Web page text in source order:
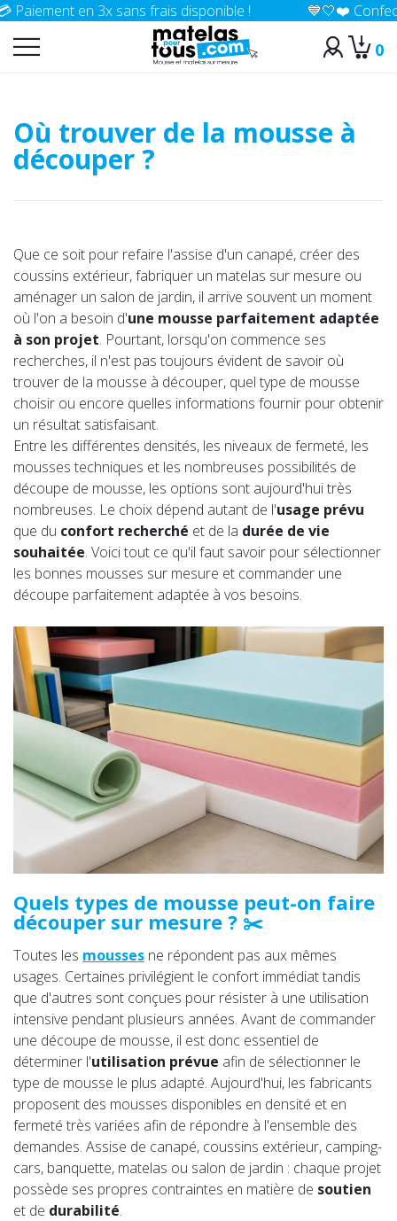
en 3x sans frais disponible ! 💙🤍❤️ Confection
0
Accueil
Où trouver de la mousse à
découper ?
Que ce soit pour refaire l'assise d'un canapé, créer des
coussins extérieur, fabriquer un matelas sur mesure ou
aménager un salon de jardin, il arrive souvent un moment
où l'on a besoin d'une mousse parfaitement adaptée
à son projet. Pourtant, lorsqu'on commence ses
recherches, il n'est pas toujours évident de savoir où
trouver de la mousse à découper, quel type de mousse
choisir ou encore quelles informations fournir pour obtenir
un résultat satisfaisant.
Entre les différentes densités, les niveaux de fermeté, les
mousses techniques et les nombreuses possibilités de
découpe de mousse, les options sont aujourd'hui très
nombreuses. Le choix dépend autant de l'usage prévu
que du confort recherché et de la durée de vie
souhaitée. Voici tout ce qu'il faut savoir pour sélectionner
les bonnes mousses sur mesure et commander une
découpe parfaitement adaptée à vos besoins.
Quels types de mousse peut-on faire
découper sur mesure ? ✂️
Toutes les mousses ne répondent pas aux mêmes
usages. Certaines privilégient le confort immédiat tandis
que d'autres sont conçues pour résister à une utilisation
intensive pendant plusieurs années. Avant de commander
une découpe de mousse, il est donc essentiel de
déterminer l'utilisation prévue afin de sélectionner le
type de mousse le plus adapté. Aujourd'hui, les fabricants
proposent des mousses disponibles en densité et en
fermeté très variées afin de répondre à l'ensemble des
demandes. Assise de canapé, coussins extérieur, camping-
cars, banquette, matelas ou salon de jardin : chaque projet
possède ses propres contraintes en matière de soutien
et de durabilité.